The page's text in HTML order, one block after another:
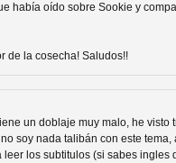
están
había oído sobre Sookie y
de la cosecha! Saludos!!
un doblaje muy malo, he visto
soy nada talibán con este
los subtitulos (si sabes ingles